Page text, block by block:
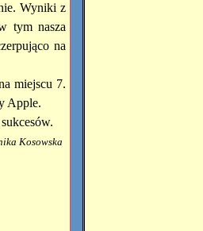
Wyniki z
tym nasza
na
miejscu 7.
Apple.
Kosowska